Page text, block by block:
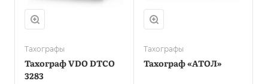
Тахографы
Тахограф VDO DTCO
3283
Тахографы
Тахограф «АТОЛ»